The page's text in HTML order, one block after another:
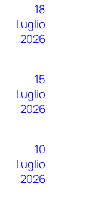
18
Luglio
2026
15
Luglio
2026
10
Luglio
2026